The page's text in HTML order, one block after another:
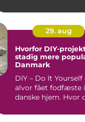
29. aug
Hvorfor DIY-
stadig mere
Danmark
DIY – Do It Yourself
alvor fået fodfæste
danske hjem. Hvor